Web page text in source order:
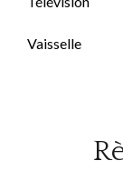
Vaisselle